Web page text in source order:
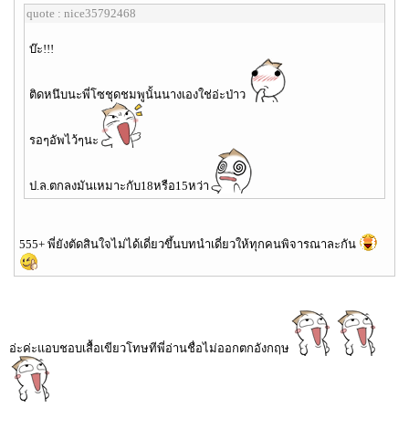
quote : nice35792468
บ๊ะ!!!
ติดหนึบนะพี่โซชุดชมพูนั้นนางเองใช่อ่ะป่าว
รอๆอัพไว้ๆนะ
ป.ล.ตกลงมันเหมาะกับ18หรือ15หว่า
555+ พี่ยังตัดสินใจไม่ได้เดี่ยวขึ้นบทนำเดี่ยวให้ทุกคนพิจารณาละกัน
อ่ะค่ะแอบชอบเสื้อเขียวโทษทีพี่อ่านชื่อไม่ออกตกอังกฤษ